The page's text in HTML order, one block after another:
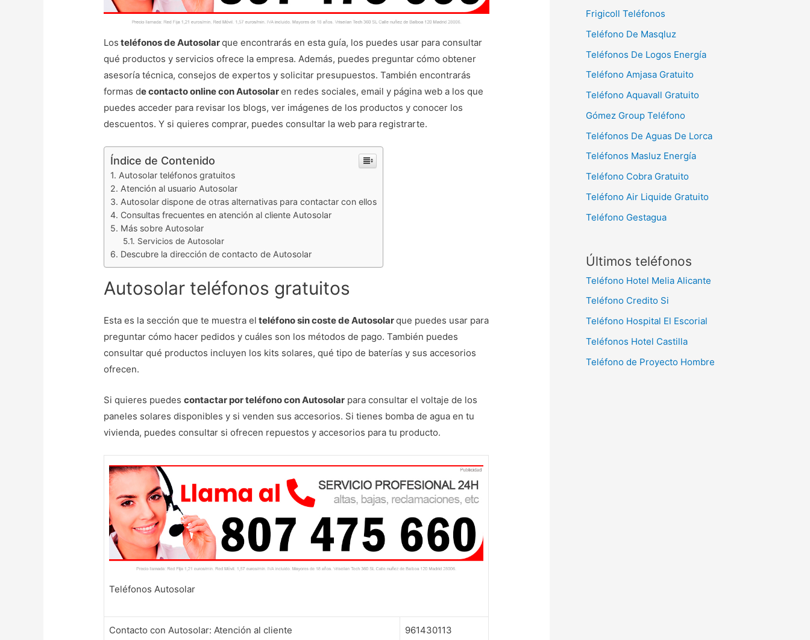
Los teléfonos de Autosolarque encontrarás en esta guía, los puedes usar para consultar
qué productos y servicios ofrece la empresa. Además, puedes preguntar cómo obtener
asesoría técnica, consejos de expertos y solicitar presupuestos. También encontrarás
formas de contacto online con Autosolaren redes sociales, email y página web a los que
puedes acceder para revisar los blogs, ver imágenes de los productos y conocer los
descuentos. Y si quieres comprar, puedes consultar la web para registrarte.
Índice de Contenido
Autosolar teléfonos gratuitos
Atención al usuario Autosolar
Autosolar dispone de otras alternativas para contactar con ellos
Consultas frecuentes en atención al cliente Autosolar
Más sobre Autosolar
Servicios de Autosolar
Descubre la dirección de contacto de Autosolar
Autosolar teléfonos gratuitos
Esta es la sección que te muestra el teléfono sin coste de Autosolarque puedes usar para
preguntar cómo hacer pedidos y cuáles son los métodos de pago. También puedes
consultar qué productos incluyen los kits solares, qué tipo de baterías y sus accesorios
ofrecen.
Si quieres puedescontactar por teléfono con Autosolar para consultar el voltaje de los
paneles solares disponibles y si venden sus accesorios. Si tienes bomba de agua en tu
vivienda, puedes consultar si ofrecen repuestos y accesorios para tu producto.
Teléfonos Autosolar
Contacto con Autosolar: Atención al cliente 961430113
Frigicoll Teléfonos
Teléfono De Masqluz
Teléfonos De Logos Energía
Teléfono Amjasa Gratuito
Teléfono Aquavall Gratuito
Gómez Group Teléfono
Teléfonos De Aguas De Lorca
Teléfonos Masluz Energía
Teléfono Cobra Gratuito
Teléfono Air Liquide Gratuito
Teléfono Gestagua
Últimos teléfonos
Teléfono Hotel Melia Alicante
Teléfono Credito Si
Teléfono Hospital El Escorial
Teléfonos Hotel Castilla
Teléfono de Proyecto Hombre